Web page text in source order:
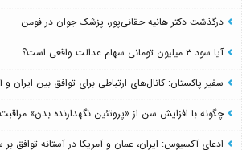
درگذشت دکتر هانیه حقانی‌پور، پزشک جوان در فومن
آیا سود ۳ میلیون تومانی سهام عدالت واقعی است؟
سفیر پاکستان: کانال‌های ارتباطی برای توافق بین ایران و
چگونه با افزایش سن از «پروتئین نگهدارنده بدن»
ادعای آکسیوس: ایران، عمان و آمریکا در آستانه توافق